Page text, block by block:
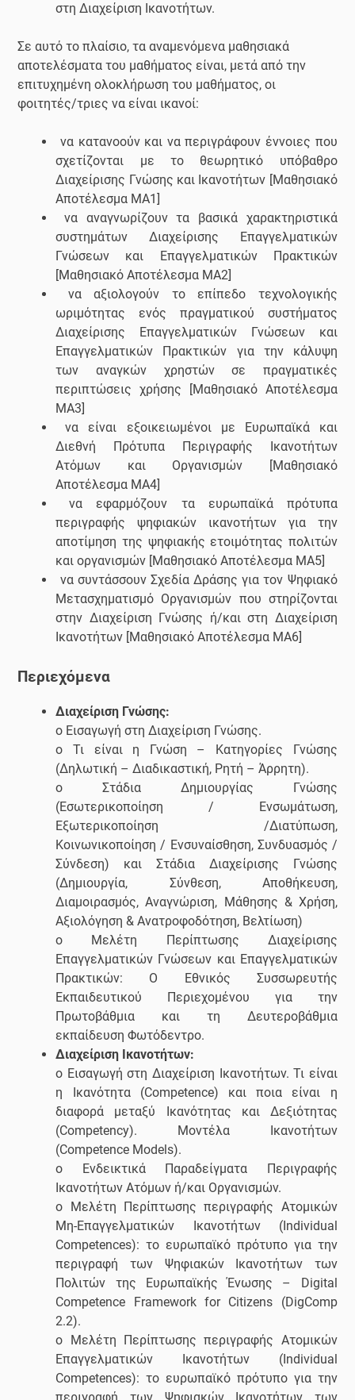
στη Διαχείριση Ικανοτήτων.
Σε αυτό το πλαίσιο, τα αναμενόμενα μαθησιακά
αποτελέσματα του μαθήματος είναι, μετά από την
επιτυχημένη ολοκλήρωση του μαθήματος, οι
φοιτητές/τριες να είναι ικανοί:
να κατανοούν και να περιγράφουν έννοιες που
σχετίζονται με το θεωρητικό υπόβαθρο
Διαχείρισης Γνώσης και Ικανοτήτων [Μαθησιακό
Αποτέλεσμα ΜΑ1]
να αναγνωρίζουν τα βασικά χαρακτηριστικά
συστημάτων Διαχείρισης Επαγγελματικών
Γνώσεων και Επαγγελματικών Πρακτικών
[Μαθησιακό Αποτέλεσμα ΜΑ2]
να αξιολογούν το επίπεδο τεχνολογικής
ωριμότητας ενός πραγματικού συστήματος
Διαχείρισης Επαγγελματικών Γνώσεων και
Επαγγελματικών Πρακτικών για την κάλυψη
των αναγκών χρηστών σε πραγματικές
περιπτώσεις χρήσης [Μαθησιακό Αποτέλεσμα
ΜΑ3]
να είναι εξοικειωμένοι με Ευρωπαϊκά και
Διεθνή Πρότυπα Περιγραφής Ικανοτήτων
Ατόμων και Οργανισμών [Μαθησιακό
Αποτέλεσμα ΜΑ4]
να εφαρμόζουν τα ευρωπαϊκά πρότυπα
περιγραφής ψηφιακών ικανοτήτων για την
αποτίμηση της ψηφιακής ετοιμότητας πολιτών
και οργανισμών [Μαθησιακό Αποτέλεσμα ΜΑ5]
να συντάσσουν Σχεδία Δράσης για τον Ψηφιακό
Μετασχηματισμό Οργανισμών που στηρίζονται
στην Διαχείριση Γνώσης ή/και στη Διαχείριση
Ικανοτήτων [Μαθησιακό Αποτέλεσμα ΜΑ6]
Περιεχόμενα
Διαχείριση Γνώσης:
o Εισαγωγή στη Διαχείριση Γνώσης.
o Τι είναι η Γνώση – Κατηγορίες Γνώσης
(Δηλωτική – Διαδικαστική, Ρητή – Άρρητη).
o Στάδια Δημιουργίας Γνώσης
(Εσωτερικοποίηση / Ενσωμάτωση,
Εξωτερικοποίηση /Διατύπωση,
Κοινωνικοποίηση / Ενσυναίσθηση, Συνδυασμός /
Σύνδεση) και Στάδια Διαχείρισης Γνώσης
(Δημιουργία, Σύνθεση, Αποθήκευση,
Διαμοιρασμός, Αναγνώριση, Μάθησης & Χρήση,
Αξιολόγηση & Ανατροφοδότηση, Βελτίωση)
o Μελέτη Περίπτωσης Διαχείρισης
Επαγγελματικών Γνώσεων και Επαγγελματικών
Πρακτικών: Ο Εθνικός Συσσωρευτής
Εκπαιδευτικού Περιεχομένου για την
Πρωτοβάθμια και τη Δευτεροβάθμια
εκπαίδευση Φωτόδεντρο.
Διαχείριση Ικανοτήτων:
o Εισαγωγή στη Διαχείριση Ικανοτήτων. Τι είναι
η Ικανότητα (Competence) και ποια είναι η
διαφορά μεταξύ Ικανότητας και Δεξιότητας
(Competency). Μοντέλα Ικανοτήτων
(Competence Models).
o Ενδεικτικά Παραδείγματα Περιγραφής
Ικανοτήτων Ατόμων ή/και Οργανισμών.
o Μελέτη Περίπτωσης περιγραφής Ατομικών
Μη-Επαγγελματικών Ικανοτήτων (Individual
Competences): το ευρωπαϊκό πρότυπο για την
περιγραφή των Ψηφιακών Ικανοτήτων των
Πολιτών της Ευρωπαϊκής Ένωσης – Digital
Competence Framework for Citizens (DigComp
2.2).
o Μελέτη Περίπτωσης περιγραφής Ατομικών
Επαγγελματικών Ικανοτήτων (Individual
Competences): το ευρωπαϊκό πρότυπο για την